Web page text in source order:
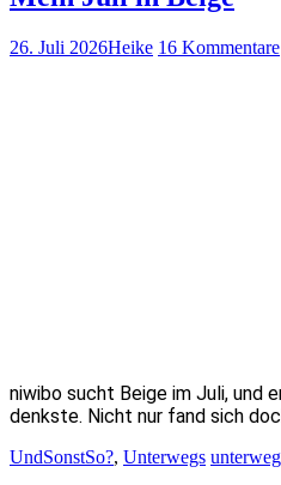
26. Juli 2026Heike 16 Kommentare
niwibo sucht Beige im Juli, und
denkste. Nicht nur fand sich
UndSonstSo?, Unterwegs